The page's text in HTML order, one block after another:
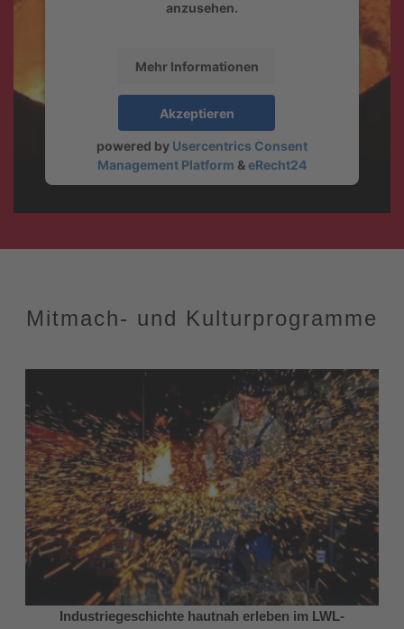
anzusehen.
Mehr Informationen
Akzeptieren
powered by Usercentrics Consent
Management Platform &eRecht24
Mitmach- und Kulturprogramme
Industriegeschichte hautnah erleben im LWL-